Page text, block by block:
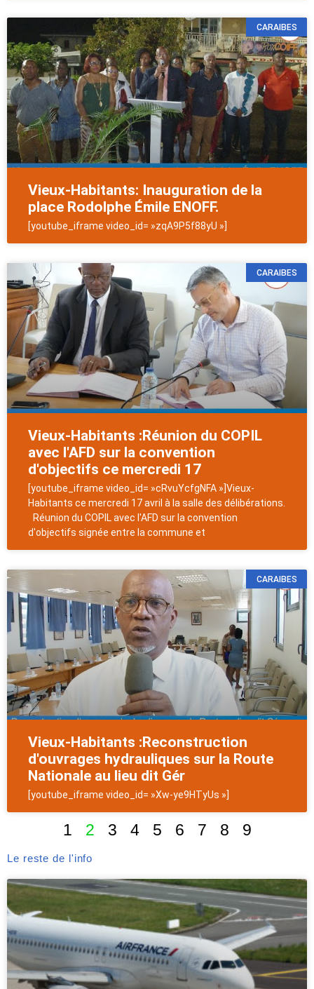
CARAIBES
Vieux-Habitants: Inauguration de la
place Rodolphe Émile ENOFF.
[youtube_iframe video_id= »zqA9P5f88yU »]
CARAIBES
Vieux-Habitants :Réunion du COPIL
avec l'AFD sur la convention
d'objectifs ce mercredi 17
[youtube_iframe video_id= »cRvuYcfgNFA »]Vieux-
Habitants ce mercredi 17 avril à la salle des délibérations.
Réunion du COPIL avec l'AFD sur la convention
d'objectifs signée entre la commune et
CARAIBES
Vieux-Habitants :Reconstruction
d'ouvrages hydrauliques sur la Route
Nationale au lieu dit Gér
[youtube_iframe video_id= »Xw-ye9HTyUs »]
1 2 3 4 5 6 7 8 9
Le reste de l'info